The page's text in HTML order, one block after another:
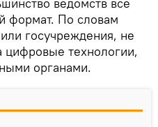
формат. По словам
госучреждения, не
технологии,
органами.